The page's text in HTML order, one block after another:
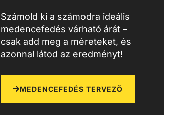
Számold ki a számodra ideális
medencefedés várható árát –
csak add meg a méreteket, és
azonnal látod az eredményt!
MEDENCEFEDÉS TERVEZŐ